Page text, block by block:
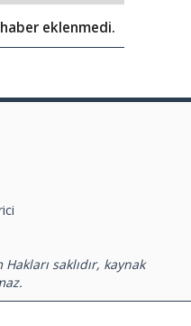
eklenmedi.
saklıdır, kaynak